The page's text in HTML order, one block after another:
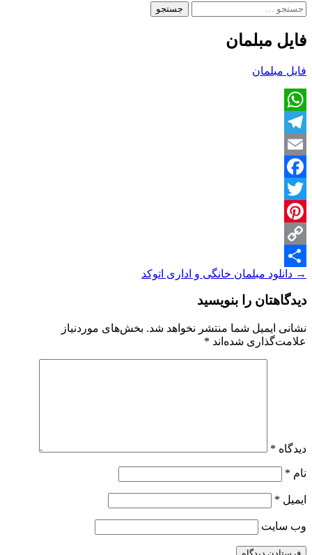
جستجو
برای:
فایل مبلمان
فایل مبلمان
WhatsApp
Telegram
Email
Facebook
Twitter
Pinterest
Copy
Link
Share
ناوبری
نوشته
→ دانلود مبلمان خانگی و اداری اتوکد
دیدگاهتان را بنویسید
نشانی ایمیل شما منتشر نخواهد شد. بخش‌های موردنیاز
علامت‌گذاری شده‌اند *
دیدگاه *
نام *
ایمیل *
وب‌ سایت